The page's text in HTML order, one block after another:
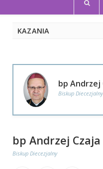
KAZANIA
bp Andrzej
Biskup Diecezjalny
bp Andrzej Czaja
Biskup Diecezjalny